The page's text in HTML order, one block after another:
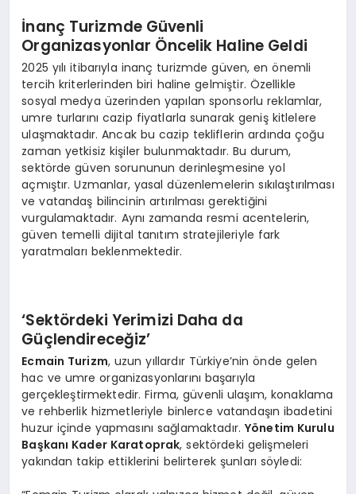
İnanç Turizmde Güvenli
Organizasyonlar Öncelik Haline Geldi
2025 yılı itibarıyla inanç turizmde güven, en önemli
tercih kriterlerinden biri haline gelmiştir. Özellikle
sosyal medya üzerinden yapılan sponsorlu reklamlar,
umre turlarını cazip fiyatlarla sunarak geniş kitlelere
ulaşmaktadır. Ancak bu cazip tekliflerin ardında çoğu
zaman yetkisiz kişiler bulunmaktadır. Bu durum,
sektörde güven sorununun derinleşmesine yol
açmıştır. Uzmanlar, yasal düzenlemelerin sıkılaştırılması
ve vatandaş bilincinin artırılması gerektiğini
vurgulamaktadır. Aynı zamanda resmi acentelerin,
güven temelli dijital tanıtım stratejileriyle fark
yaratmaları beklenmektedir.
‘Sektördeki Yerimizi Daha da
Güçlendireceğiz’
Ecmain Turizm, uzun yıllardır Türkiye’nin önde gelen
hac ve umre organizasyonlarını başarıyla
gerçekleştirmektedir. Firma, güvenli ulaşım, konaklama
ve rehberlik hizmetleriyle binlerce vatandaşın ibadetini
huzur içinde yapmasını sağlamaktadır. Yönetim Kurulu
Başkanı Kader Karatoprak, sektördeki gelişmeleri
yakından takip ettiklerini belirterek şunları söyledi: